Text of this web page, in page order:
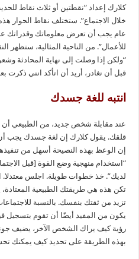
كلارك إعداد “نقطتين أو ثلاث نقاط
خلال الاجتماع”. ستختلف نقاط الحوار
عام يجب أن تعرض معلوماتك وقدراتك
للأعمال”. من الناحية المثالية، ستظهر
“ولكن إذا وصلت إلى نهاية المحادثة
قبل أن نغادر، أريد أن اتأكد انني ذكرت
انتبه للغة جسدك
عند مقابلة شخص جديد، من الطبيعي أن
قلقك. يقول كلارك إن لغة جسدك يجب
إن الوعظ بهذه النصيحة أسهل من
“استخدام منهجية وضع القوة [قبل
لديك”. خذ خطوات طويلة. اجلس
تكن هذه هي طريقتك الطبيعية
تزيد من ثقتك بنفسك. بالنسبة
يكون من المفيد أيضًا أن تقوم
رؤية كيف يراك الشخص الآخر، يضيف
بهذه الطريقة على تحديد كيف يمكنك